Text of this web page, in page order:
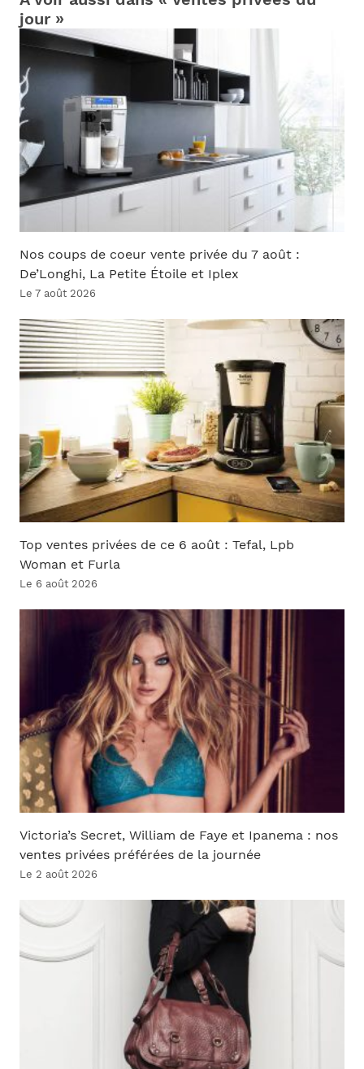
jour »
Nos coups de coeur vente privée du 7 août :
De’Longhi, La Petite Étoile et Iplex
Le 7 août 2026
Top ventes privées de ce 6 août : Tefal, Lpb
Woman et Furla
Le 6 août 2026
Victoria’s Secret, William de Faye et Ipanema : nos
ventes privées préférées de la journée
Le 2 août 2026